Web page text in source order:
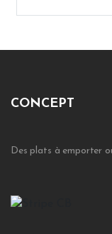
CONCEPT
Des plats à emporter